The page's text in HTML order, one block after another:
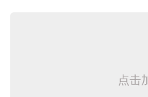
点击